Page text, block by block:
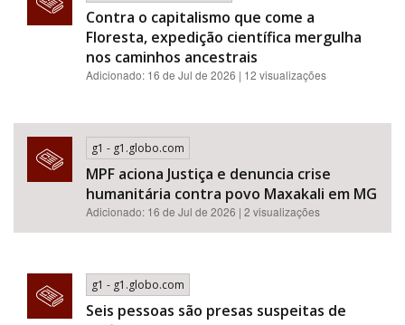
Contra o capitalismo que come a
Floresta, expedição científica mergulha
nos caminhos ancestrais
Adicionado: 16 de Jul de 2026 | 12 visualizações
g1 - g1.globo.com
MPF aciona Justiça e denuncia crise
humanitária contra povo Maxakali em MG
Adicionado: 16 de Jul de 2026 | 2 visualizações
g1 - g1.globo.com
Seis pessoas são presas suspeitas de